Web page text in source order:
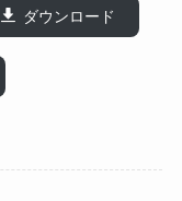
ダウンロード